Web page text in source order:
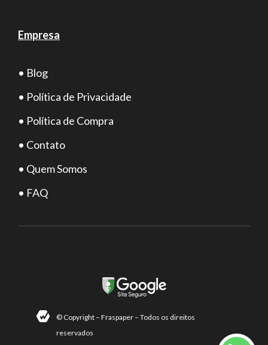
Empresa
• Blog
• Política de Privacidade
• Política de Compra
• Contato
• Quem Somos
• FAQ
© Copyright – Fraspaper – Todos os direitos
reservados